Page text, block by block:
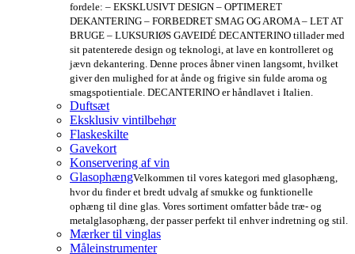
fordele: – EKSKLUSIVT DESIGN – OPTIMERET
DEKANTERING – FORBEDRET SMAG OG AROMA – LET AT
BRUGE – LUKSURIØS GAVEIDÉ DECANTERINO tillader med
sit patenterede design og teknologi, at lave en kontrolleret og
jævn dekantering. Denne proces åbner vinen langsomt, hvilket
giver den mulighed for at ånde og frigive sin fulde aroma og
smagspotientiale. DECANTERINO er håndlavet i Italien.
Duftsæt
Eksklusiv vintilbehør
Flaskeskilte
Gavekort
Konservering af vin
GlasophængVelkommen til vores kategori med glasophæng,
hvor du finder et bredt udvalg af smukke og funktionelle
ophæng til dine glas. Vores sortiment omfatter både træ- og
metalglasophæng, der passer perfekt til enhver indretning og stil.
Mærker til vinglas
Måleinstrumenter